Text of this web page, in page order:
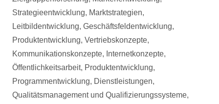
Strategieentwicklung, Marktstrategien,
Leitbildentwicklung, Geschäftsfeldentwicklung,
Produktentwicklung, Vertriebskonzepte,
Kommunikationskonzepte, Internetkonzepte,
Öffentlichkeitsarbeit, Produktentwicklung,
Programmentwicklung, Dienstleistungen,
Qualitätsmanagement und Qualifizierungssysteme,